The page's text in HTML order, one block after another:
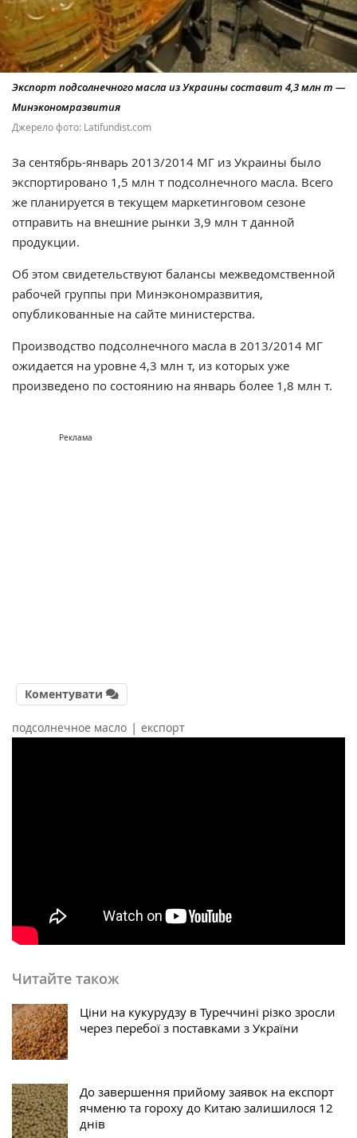
Экспорт подсолнечного масла из Украины составит 4,3 млн т —
Минэкономразвития
Джерело фото: Latifundist.com
За сентябрь-январь 2013/2014 МГ из Украины было
экспортировано 1,5 млн т подсолнечного масла. Всего
же планируется в текущем маркетинговом сезоне
отправить на внешние рынки 3,9 млн т данной
продукции.
Об этом свидетельствуют балансы межведомственной
рабочей группы при Минэкономразвития,
опубликованные на сайте министерства.
Производство подсолнечного масла в 2013/2014 МГ
ожидается на уровне 4,3 млн т, из которых уже
произведено по состоянию на январь более 1,8 млн т.
Реклама
Коментувати
подсолнечное масло | експорт
Читайте також
Ціни на кукурудзу в Туреччині різко зросли
через перебої з поставками з України
До завершення прийому заявок на експорт
ячменю та гороху до Китаю залишилося 12
днів